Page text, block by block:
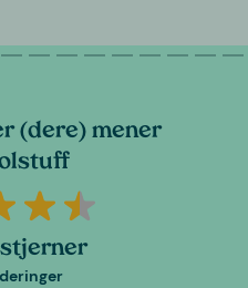
(dere) mener
stjerner